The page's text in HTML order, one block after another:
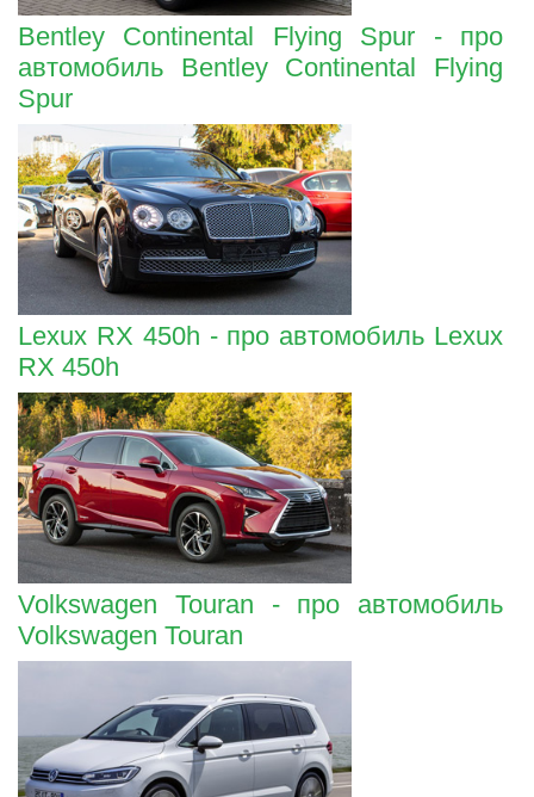
Bentley Continental Flying Spur - про
автомобиль Bentley Continental Flying
Spur
Lexux RX 450h - про автомобиль Lexux
RX 450h
Volkswagen Touran - про автомобиль
Volkswagen Touran